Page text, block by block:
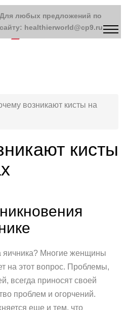
возникают кисты на
кисты
яичника? Многие женщины
на этот вопрос. Проблемы,
всегда приносят своей
проблем и огорчений.
еще и тем, что
Для любых предложений по
сайту: healthierworld@cp9.ru